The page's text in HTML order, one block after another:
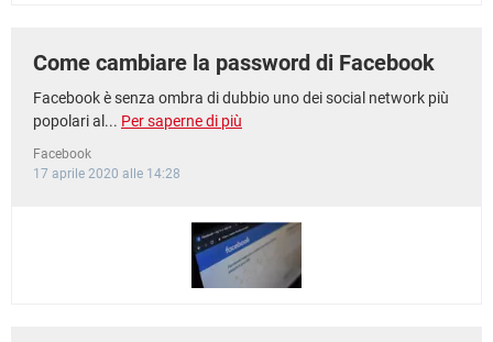
Come cambiare la password di Facebook
Facebook è senza ombra di dubbio uno dei social network più
popolari al... Per saperne di più
Facebook
17 aprile 2020 alle 14:28